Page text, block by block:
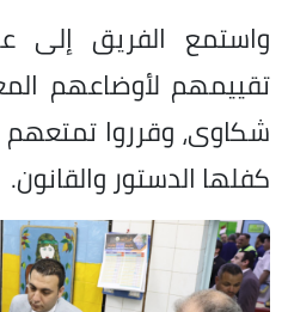
واستمع الفريق إلى
تقييمهم لأوضاعهم
شكاوى، وقرروا
كفلها الدستور والقانون.